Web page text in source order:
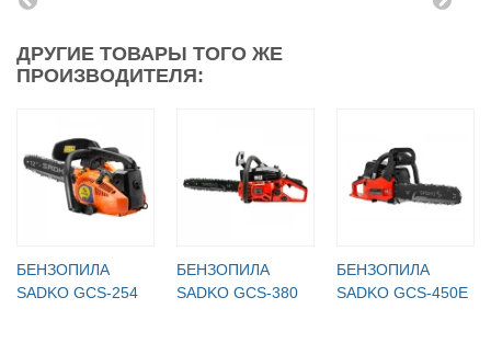
ДРУГИЕ ТОВАРЫ ТОГО ЖЕ
ПРОИЗВОДИТЕЛЯ:
БЕНЗОПИЛА
SADKO GCS-254
БЕНЗОПИЛА
SADKO GCS-380
БЕНЗОПИЛА
SADKO GCS-450E